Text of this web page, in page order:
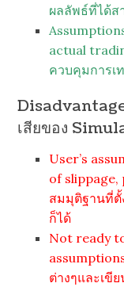
ผลลัพธ์ที่ได้ส
actual
ควบคุมการเ
เสียของ
User’s
of
สมมุติฐานที่ตั้
ก็ได้
Not ready
ต่างๆและเขี